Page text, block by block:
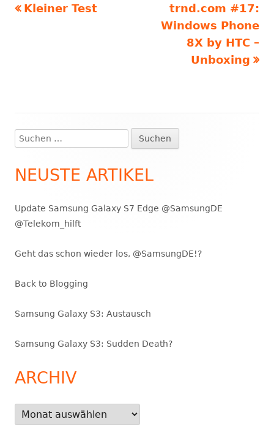
Beitragsnavigation
Vorheriger
Kleiner Test
Nächster
Beitrag
trnd.com #17:
Windows Phone
8X by HTC –
Unboxing
Haupt-
Seitenleiste
Suchen
nach:
NEUSTE ARTIKEL
Update Samsung Galaxy S7 Edge @SamsungDE
@Telekom_hilft
Geht das schon wieder los, @SamsungDE!?
Back to Blogging
Samsung Galaxy S3: Austausch
Samsung Galaxy S3: Sudden Death?
ARCHIV
Archiv